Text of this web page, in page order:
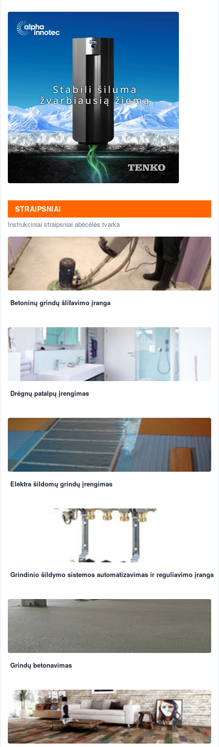
STRAIPSNIAI
Instrukciniai straipsniai abėcėlės tvarka
Betoninų grindų šlifavimo įranga
Drėgnų patalpų įrengimas
Elektra šildomų grindų įrengimas
Grindinio šildymo sistemos automatizavimas ir reguliavimo įranga
Grindų betonavimas